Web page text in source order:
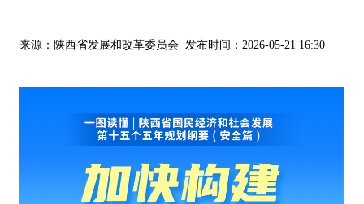
来源：陕西省发展和改革委员会 发布时间：2026-05-21 16:30